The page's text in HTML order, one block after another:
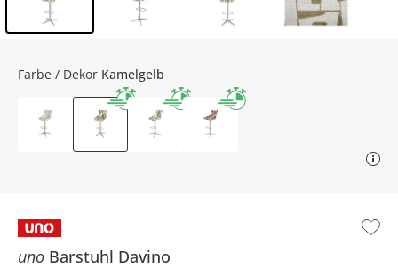
uno Barstuhl Davino
Farbe / Dekor Kamelgelb